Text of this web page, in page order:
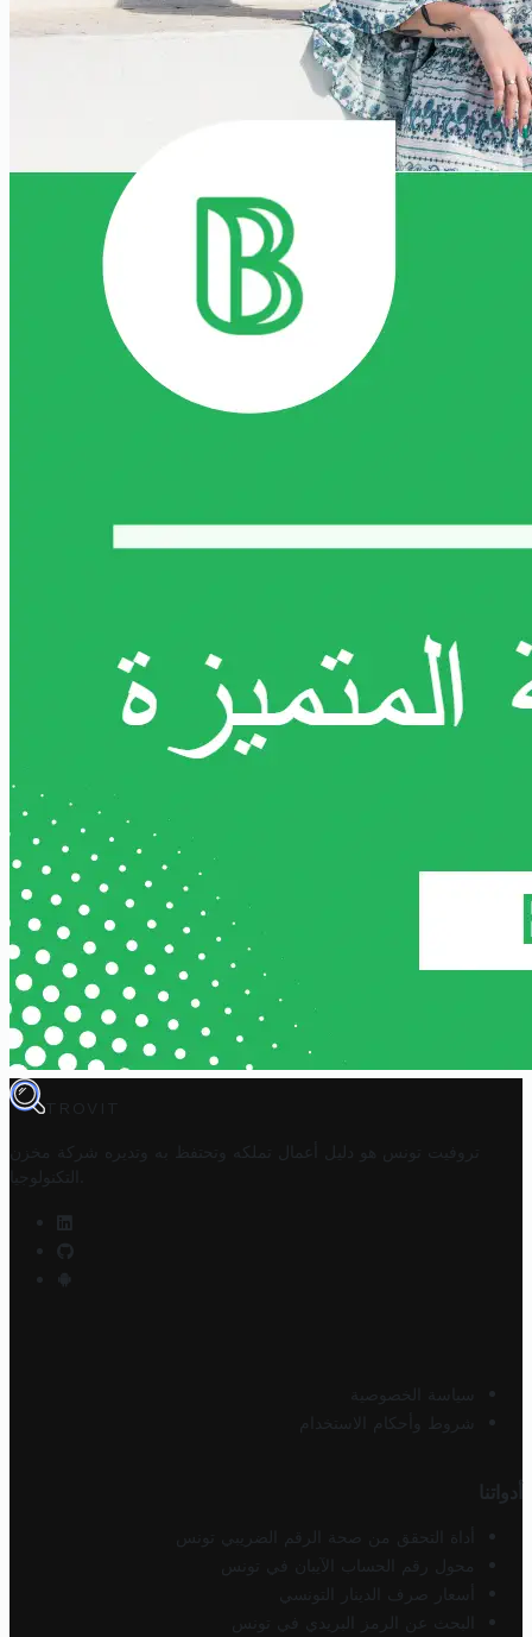
TROVIT
تروفيت تونس هو دليل أعمال تملكه وتحتفظ به وتديره
شركة مخزن
التكنولوجيا
سياسة الخصوصية
شروط وأحكام الاستخدام
أدواتنا
أداة التحقق من صحة الرقم الضريبي تونس
محول رقم الحساب الآيبان في تونس
أسعار صرف الدينار التونسي
البحث عن الرمز البريدي في تونس